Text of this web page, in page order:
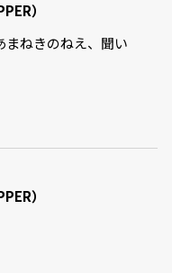
）
まねきのねえ、聞い
）